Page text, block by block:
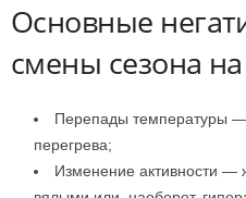
Основные
смены сезона
Перепады температуры
перегрева;
Изменение активности —